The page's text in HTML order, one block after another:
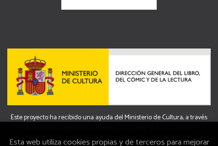
Este proyecto ha recibido una ayuda del Ministerio de Cultura, a través
Esta web utiliza cookies propias y de terceros para mejorar